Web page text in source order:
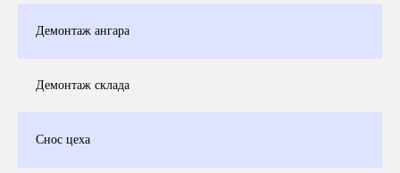
Демонтаж ангара
Демонтаж склада
Снос цеха